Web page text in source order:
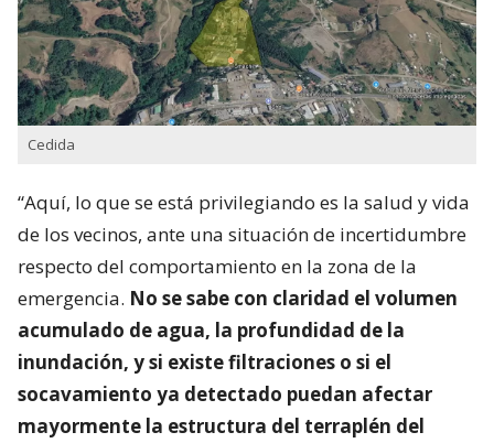
Cedida
“Aquí, lo que se está privilegiando es la salud y vida
de los vecinos, ante una situación de incertidumbre
respecto del comportamiento en la zona de la
emergencia. No se sabe con claridad el volumen
acumulado de agua, la profundidad de la
inundación, y si existe filtraciones o si el
socavamiento ya detectado puedan afectar
mayormente la estructura del terraplén del